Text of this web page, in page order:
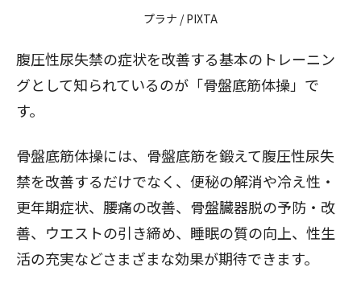
プラナ / PIXTA
腹圧性尿失禁の症状を改善する基本のトレーニン
グとして知られているのが「骨盤底筋体操」で
す。
骨盤底筋体操には、骨盤底筋を鍛えて腹圧性尿失
禁を改善するだけでなく、便秘の解消や冷え性・
更年期症状、腰痛の改善、骨盤臓器脱の予防・改
善、ウエストの引き締め、睡眠の質の向上、性生
活の充実などさまざまな効果が期待できます。